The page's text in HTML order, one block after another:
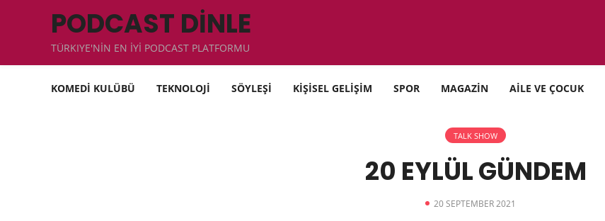
PODCAST DİNLE
TÜRKIYE'NİN EN İYİ PODCAST PLATFORMU
KOMEDİ KULÜBÜ TEKNOLOJİ SÖYLEŞİ KİŞİSEL GELİŞİM SPOR MAGAZİN AİLE VE ÇOCUK
TALK SHOW
20 EYLÜL GÜNDEM
20 SEPTEMBER 2021